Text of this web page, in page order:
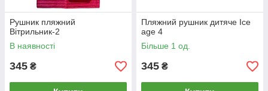
Рушник пляжний
Вітрильник-2
В наявності
345 ₴
Пляжний рушник дитяче Ice
age 4
Більше 1 од.
345 ₴